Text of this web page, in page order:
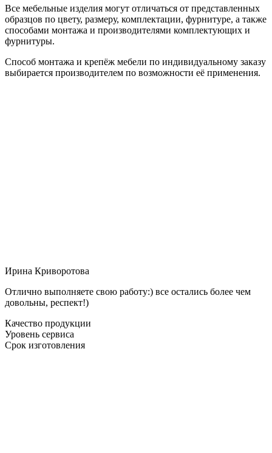
Все мебельные изделия могут отличаться от представленных
образцов по цвету, размеру, комплектации, фурнитуре, а также
способами монтажа и производителями комплектующих и
фурнитуры.
Способ монтажа и крепёж мебели по индивидуальному заказу
выбирается производителем по возможности её применения.
Ирина Криворотова
Отлично выполняете свою работу:) все остались более чем
довольны, респект!)
Качество продукции
Уровень сервиса
Срок изготовления